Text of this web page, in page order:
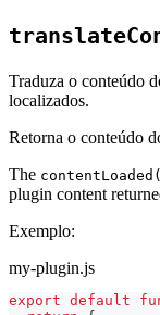
Traduza o conteúdo
localizados.
Retorna o conteúdo
The
plugin content
Exemplo:
my-plugin.js
export default